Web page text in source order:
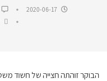
2020-06-17
הבוקר זוהתה חצייה של חשוד